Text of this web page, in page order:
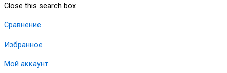
Close this search box.
Сравнение
Избранное
Мой аккаунт